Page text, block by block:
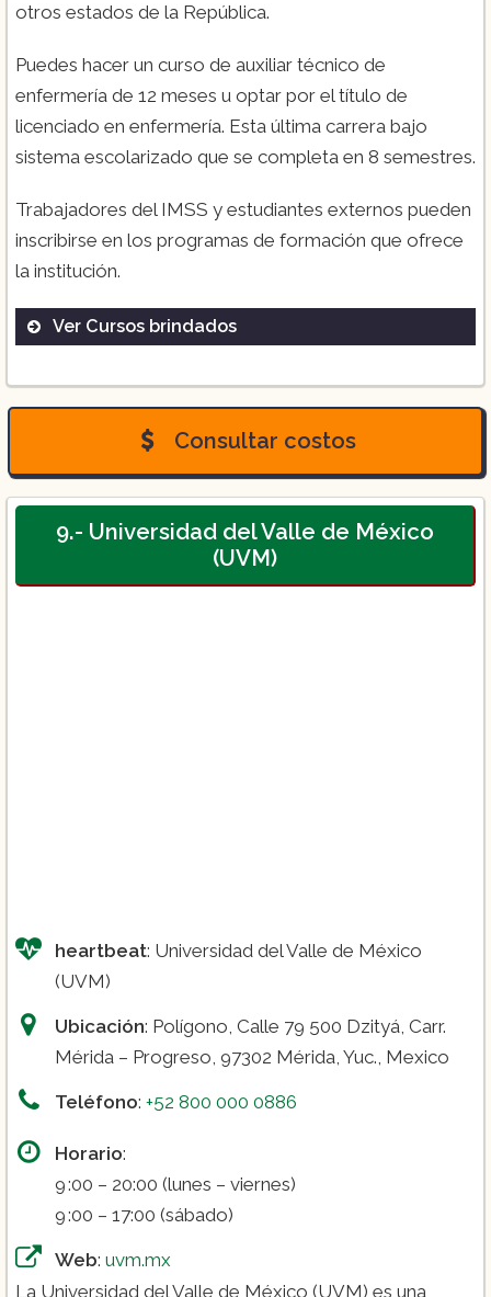
otros estados de la República.
Puedes hacer un curso de auxiliar técnico de
enfermería de 12 meses u optar por el título de
licenciado en enfermería. Esta última carrera bajo
sistema escolarizado que se completa en 8 semestres.
Trabajadores del IMSS y estudiantes externos pueden
inscribirse en los programas de formación que ofrece
la institución.
Ver Cursos brindados
Curso
Consultar costos
9.- Universidad del Valle de México
(UVM)
heartbeat: Universidad del Valle de México
(UVM)
Ubicación: Polígono, Calle 79 500 Dzityá, Carr.
Mérida – Progreso, 97302 Mérida, Yuc., Mexico
Teléfono: +52 800 000 0886
Horario:
9 :00 – 20:00 (lunes – viernes)
9 :00 – 17:00 (sábado)
Web: uvm.mx
La Universidad del Valle de México (UVM) es una